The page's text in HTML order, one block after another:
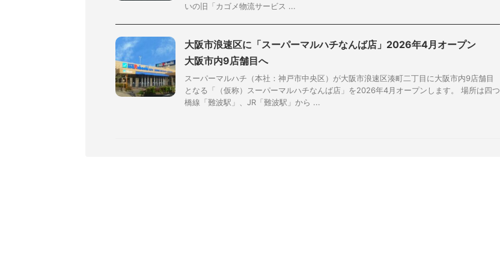
いの旧「カゴメ物流サービス ...
大阪市浪速区に「スーパーマルハチなんば店」2026年4月オープン
大阪市内9店舗目へ
スーパーマルハチ（本社：神戸市中央区）が大阪市浪速区湊町二丁目に大阪市内9店舗目
となる「（仮称）スーパーマルハチなんば店」を2026年4月オープンします。 場所は四つ
橋線「難波駅」、JR「難波駅」から ...